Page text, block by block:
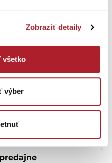
Zobraziť detaily
všetko
výber